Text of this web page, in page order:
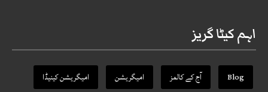
اہم کیٹا گریز
Blog آج کے کالمز امیگریشن
امیگریشن کینیڈا